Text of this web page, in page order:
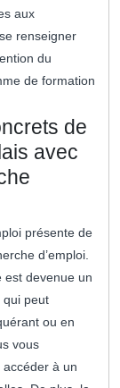
aux
renseigner
du
de formation
de
avec
présente de
d’emploi.
est devenue un
qui peut
ou en
vous
à un